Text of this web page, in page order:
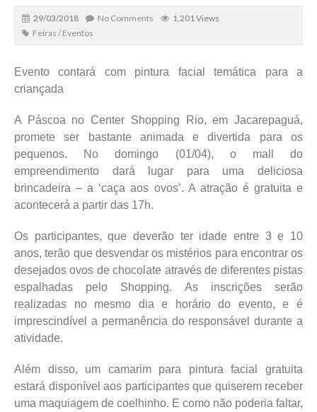
29/03/2018 No Comments
1.201 Views
Feiras / Eventos
Evento contará com pintura facial temática para a
criançada
A Páscoa no Center Shopping Rio, em Jacarepaguá,
promete ser bastante animada e divertida para os
pequenos. No domingo (01/04), o mall do
empreendimento dará lugar para uma deliciosa
brincadeira – a ‘caça aos ovos’. A atração é gratuita e
acontecerá a partir das 17h.
Os participantes, que deverão ter idade entre 3 e 10
anos, terão que desvendar os mistérios para encontrar os
desejados ovos de chocolate através de diferentes pistas
espalhadas pelo Shopping. As inscrições serão
realizadas no mesmo dia e horário do evento, e é
imprescindível a permanência do responsável durante a
atividade.
Além disso, um camarim para pintura facial gratuita
estará disponível aos participantes que quiserem receber
uma maquiagem de coelhinho. E como não poderia faltar,